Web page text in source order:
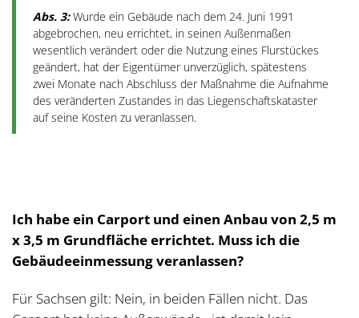
Abs. 3:Wurde ein Gebäude nach dem 24. Juni 1991
abgebrochen, neu errichtet, in seinen Außenmaßen
wesentlich verändert oder die Nutzung eines Flurstückes
geändert, hat der Eigentümer unverzüglich, spätestens
zwei Monate nach Abschluss der Maßnahme die Aufnahme
des veränderten Zustandes in das Liegenschaftskataster
auf seine Kosten zu veranlassen.
Ich habe ein Carport und einen Anbau von 2,5 m
x 3,5 m Grundfläche errichtet. Muss ich die
Gebäudeeinmessung veranlassen?
Für Sachsen gilt: Nein, in beiden Fällen nicht. Das